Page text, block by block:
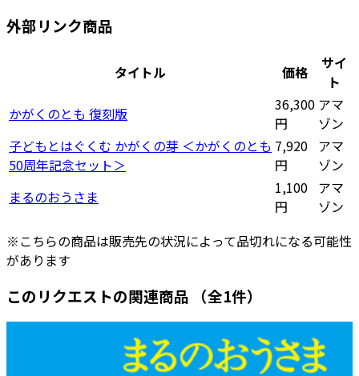
外部リンク商品
タイトル 価格
サイ
ト
かがくのとも 復刻版
36,300
円
アマ
ゾン
子どもとはぐくむ かがくの芽 ＜かがくのとも
50周年記念セット＞
7,920
円
アマ
ゾン
まるのおうさま
1,100
円
アマ
ゾン
※こちらの商品は販売先の状況によって品切れになる可能性
があります
このリクエストの関連商品 （全1件）